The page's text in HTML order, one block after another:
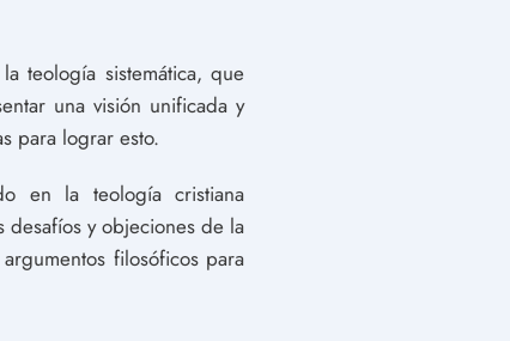
teología sistemática, que
una visión unificada y
para lograr esto.
en la teología cristiana
desafíos y objeciones de la
filosóficos para